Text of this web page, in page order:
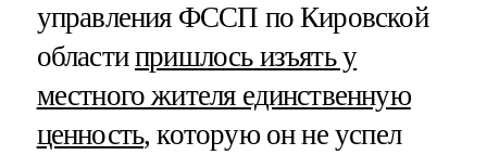
управления ФССП по Кировской
областипришлось изъять у
местного жителя единственную
ценность, которую он не успел